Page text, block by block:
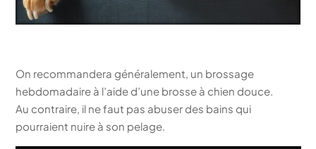
On recommandera généralement, un brossage
hebdomadaire à l’aide d’une brosse à chien douce.
Au contraire, il ne faut pas abuser des bains qui
pourraient nuire à son pelage.